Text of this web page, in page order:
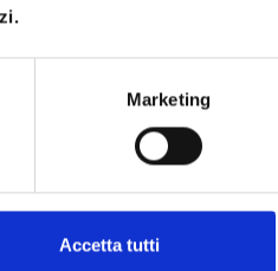
Marketing
Accetta tutti
COSTO:
Il
richiesto
20€ per